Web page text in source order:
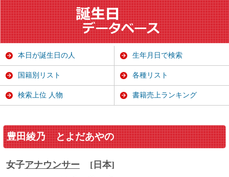
豊田綾乃 とよだあやの
女子アナウンサー
[日本]
本日が誕生日の人 生年月日で検索
国籍別リスト 各種リスト
検索上位 人物 書籍売上ランキング